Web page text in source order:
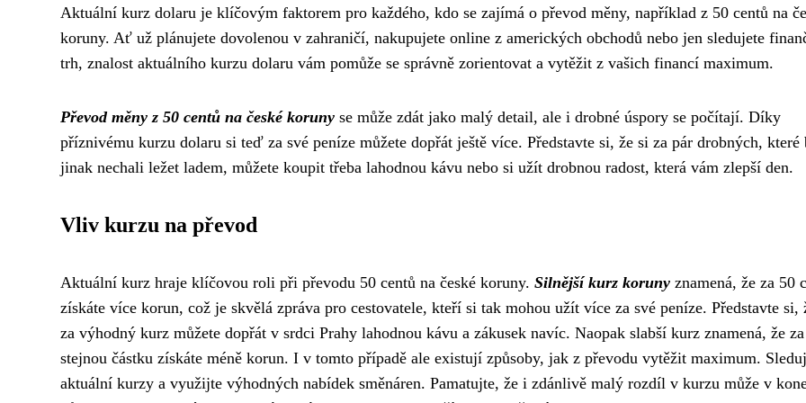
Aktuální kurz dolaru je klíčovým faktorem pro každého, kdo se zajímá o převod měny, například z 50 centů na
koruny. Ať už plánujete dovolenou v zahraničí, nakupujete online z amerických obchodů nebo jen sledujete
trh, znalost aktuálního kurzu dolaru vám pomůže se správně zorientovat a vytěžit z vašich financí maximum.
Převod měny z 50 centů na české koruny se může zdát jako malý detail, ale i drobné úspory se počítají. Díky
příznivému kurzu dolaru si teď za své peníze můžete dopřát ještě více. Představte si, že si za pár drobných, které
jinak nechali ležet ladem, můžete koupit třeba lahodnou kávu nebo si užít drobnou radost, která vám zlepší den.
Vliv kurzu na převod
Aktuální kurz hraje klíčovou roli při převodu 50 centů na české koruny. Silnější kurz koruny znamená, že za 50
získáte více korun, což je skvělá zpráva pro cestovatele, kteří si tak mohou užít více za své peníze. Představte si,
za výhodný kurz můžete dopřát v srdci Prahy lahodnou kávu a zákusek navíc. Naopak slabší kurz znamená, že za
stejnou částku získáte méně korun. I v tomto případě ale existují způsoby, jak z převodu vytěžit maximum.
aktuální kurzy a využijte výhodných nabídek směnáren. Pamatujte, že i zdánlivě malý rozdíl v kurzu může v